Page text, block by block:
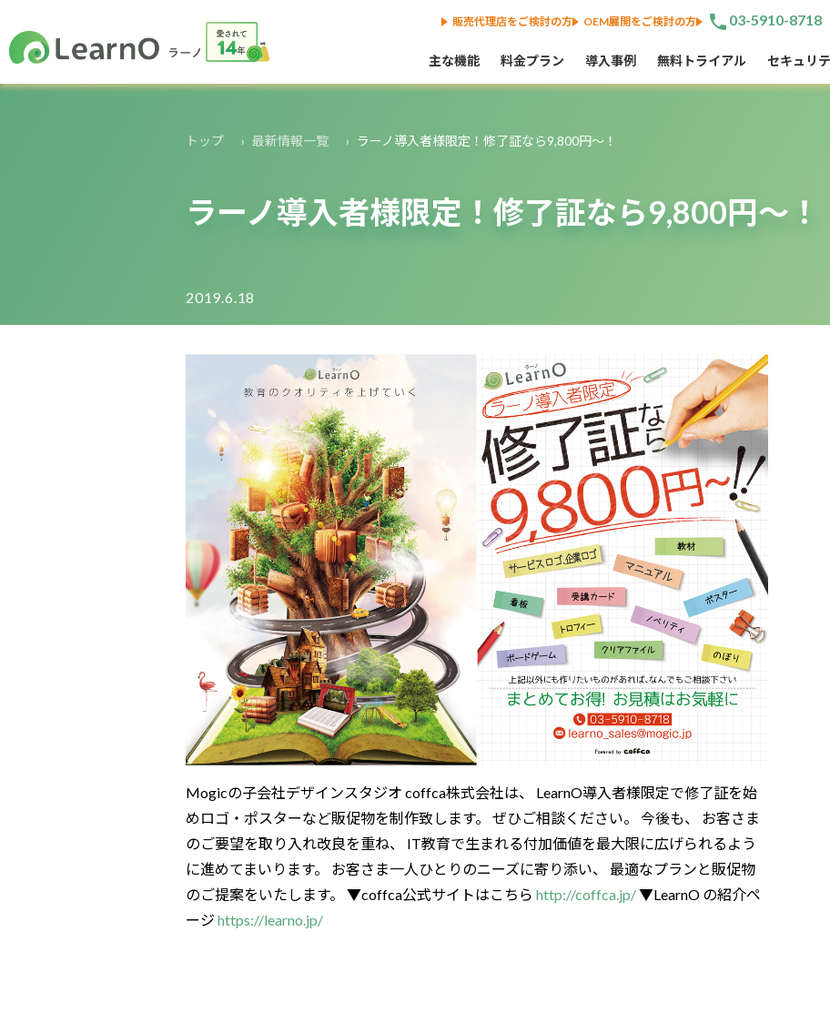
販売代理店をご検討の方 OEM展開をご検討の方 phone 03-5910-8718
主な機能 料金プラン 導入事例 無料トライアル セキュリ
トップ 最新情報一覧 ラーノ導入者様限定！修了証なら9,800円〜！
ラーノ導入者様限定！修了証なら9,800円〜！
2019.6.18
Mogicの子会社デザインスタジオ coffca株式会社は、 LearnO導入者様限定で修了証を始
めロゴ・ポスターなど販促物を制作致します。 ぜひご相談ください。 今後も、 お客さま
のご要望を取り入れ改良を重ね、 IT教育で生まれる付加価値を最大限に広げられるよう
に進めてまいります。 お客さま一人ひとりのニーズに寄り添い、 最適なプランと販促物
のご提案をいたします。 ▼coffca公式サイトはこちら http://coffca.jp/▼LearnO の紹介ペ
ージ https://learno.jp/